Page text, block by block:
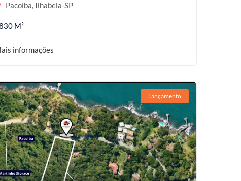
Pacoíba, Ilhabela-SP
M²
informações
Lançamento